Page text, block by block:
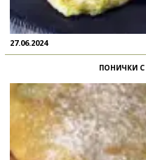
27.06.2024
ПОНИЧКИ